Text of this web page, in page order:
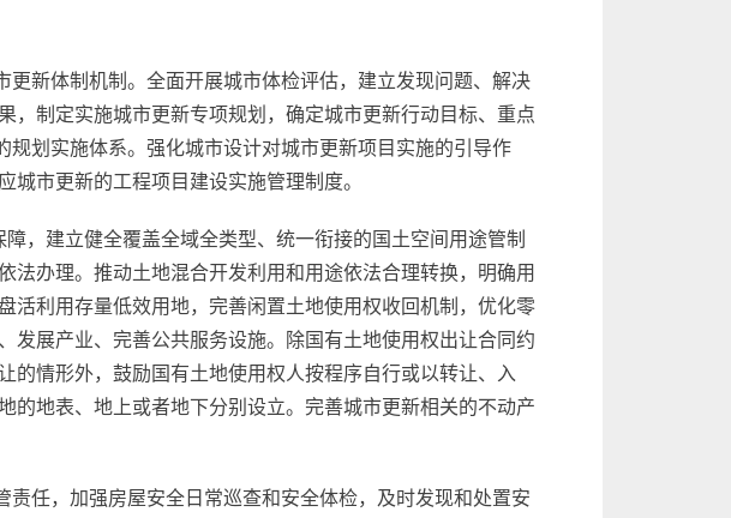
新体制机制。全面开展城市体检评估，建立发现问题、解决
，制定实施城市更新专项规划，确定城市更新行动目标、重点
划实施体系。强化城市设计对城市更新项目实施的引导作
市更新的工程项目建设实施管理制度。
，建立健全覆盖全域全类型、统一衔接的国土空间用途管制
办理。推动土地混合开发利用和用途依法合理转换，明确用
活利用存量低效用地，完善闲置土地使用权收回机制，优化零
发展产业、完善公共服务设施。除国有土地使用权出让合同约
的情形外，鼓励国有土地使用权人按程序自行或以转让、入
的地表、地上或者地下分别设立。完善城市更新相关的不动产
任，加强房屋安全日常巡查和安全体检，及时发现和处置安